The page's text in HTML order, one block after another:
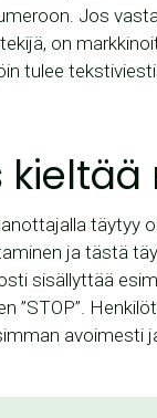
Jos
on
tulee
täytyy
ja tästä
sisällyttää
”STOP”.
avoimesti